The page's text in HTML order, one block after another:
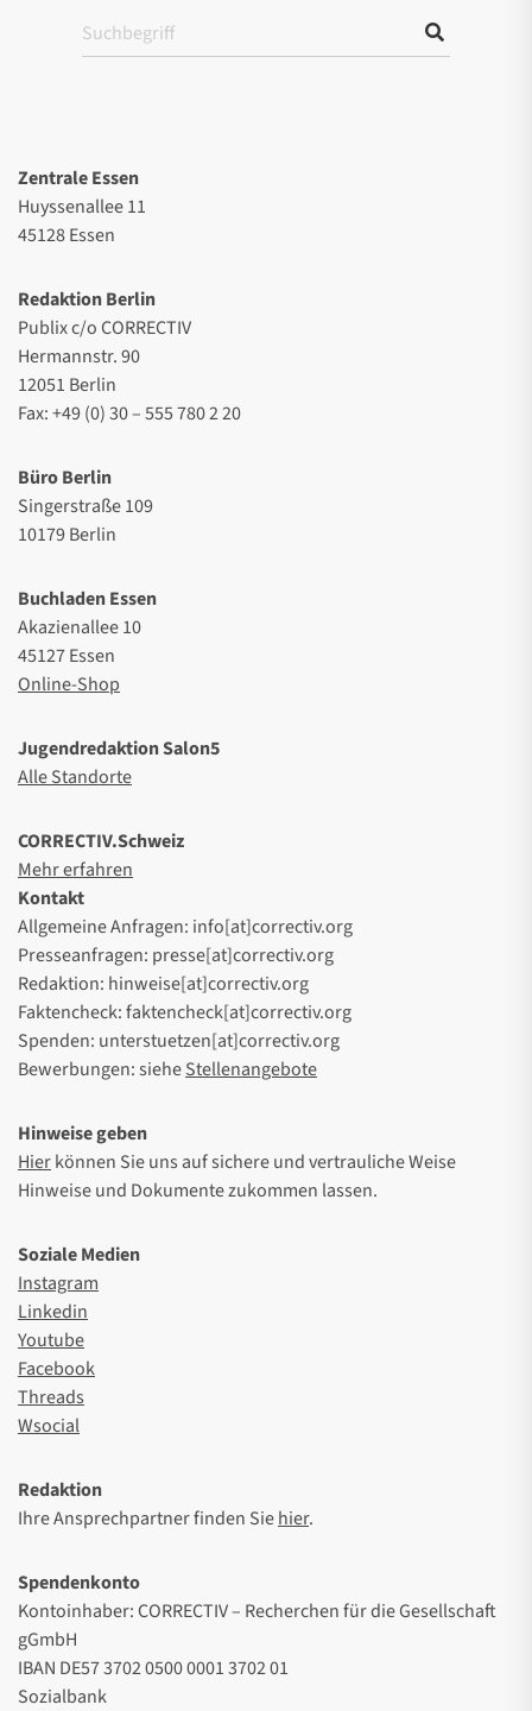
Zentrale Essen
Huyssenallee 11
45128 Essen
Redaktion Berlin
Publix c/o CORRECTIV
Hermannstr. 90
12051 Berlin
Fax: +49 (0) 30 – 555 780 2 20
Büro Berlin
Singerstraße 109
10179 Berlin
Buchladen Essen
Akazienallee 10
45127 Essen
Online-Shop
Jugendredaktion Salon5
Alle Standorte
CORRECTIV.Schweiz
Mehr erfahren
Kontakt
Allgemeine Anfragen: info[at]correctiv.org
Presseanfragen: presse[at]correctiv.org
Redaktion: hinweise[at]correctiv.org
Faktencheck: faktencheck[at]correctiv.org
Spenden: unterstuetzen[at]correctiv.org
Bewerbungen: sieheStellenangebote
Hinweise geben
Hierkönnen Sie uns auf sichere und vertrauliche Weise
Hinweise und Dokumente zukommen lassen.
Soziale Medien
Instagram
Linkedin
Youtube
Facebook
Threads
Wsocial
Redaktion
Ihre Ansprechpartner finden Siehier.
Spendenkonto
Kontoinhaber: CORRECTIV – Recherchen für die Gesellschaft
gGmbH
IBAN DE57 3702 0500 0001 3702 01
Sozialbank